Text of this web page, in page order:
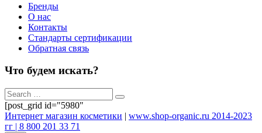
Бренды
О нас
Контакты
Стандарты сертификации
Обратная связь
Что будем искать?
[post_grid id="5980"
Интернет магазин косметики | www.shop-organic.ru 2014-2023
гг | 8 800 201 33 71